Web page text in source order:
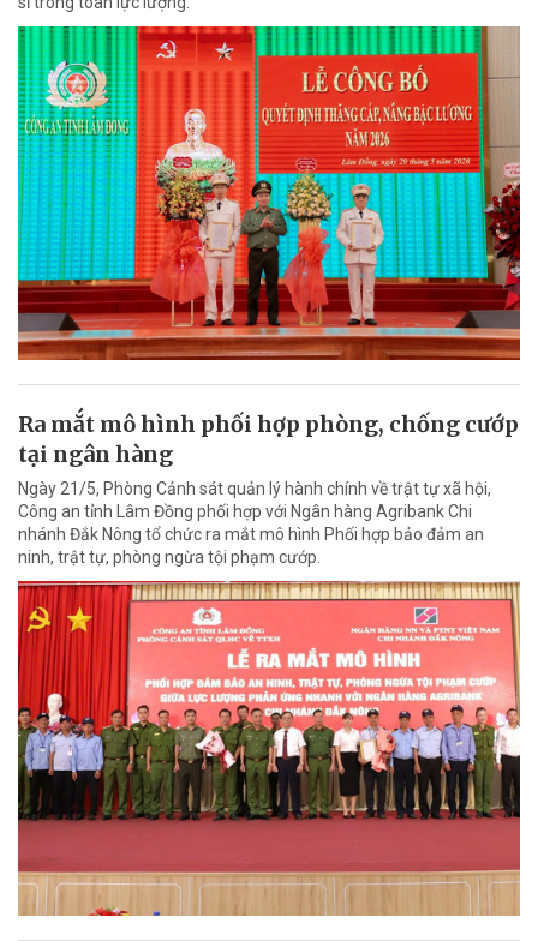
Ra mắt mô hình phối hợp phòng, chống cướp
tại ngân hàng
Ngày 21/5, Phòng Cảnh sát quản lý hành chính về trật tự xã hội,
Công an tỉnh Lâm Đồng phối hợp với Ngân hàng Agribank Chi
nhánh Đắk Nông tổ chức ra mắt mô hình Phối hợp bảo đảm an
ninh, trật tự, phòng ngừa tội phạm cướp.